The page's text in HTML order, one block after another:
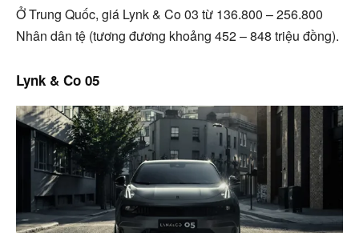
Ở Trung Quốc, giá Lynk & Co 03 từ 136.800 – 256.800
Nhân dân tệ (tương đương khoảng 452 – 848 triệu đồng).
Lynk & Co 05